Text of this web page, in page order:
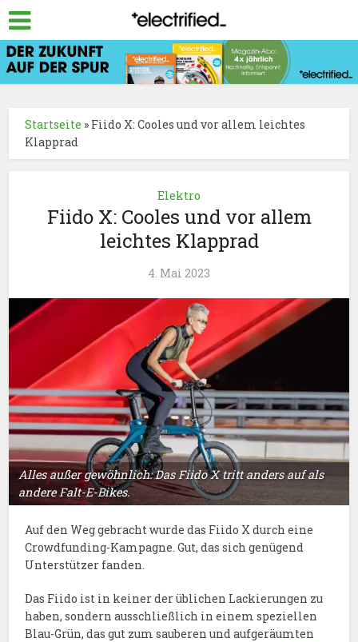
Startseite » Fiido X: Cooles und vor allem leichtes
Klapprad
Elektro
Fiido X: Cooles und vor allem
leichtes Klapprad
4. Mai 2023
Alles außer gewöhnlich: Das Fiido X tritt anders auf als
andere Falt-E-Bikes.
Auf den Weg gebracht wurde das Fiido X durch eine
Crowdfunding-Kampagne. Gut, das sich genügend
Unterstützer fanden.
Das Fiido ist in keiner der üblichen Lackierungen zu
haben, sondern ausschließlich in einem speziellen
Blau-Grün, das gut zum sauberen und aufgeräumten